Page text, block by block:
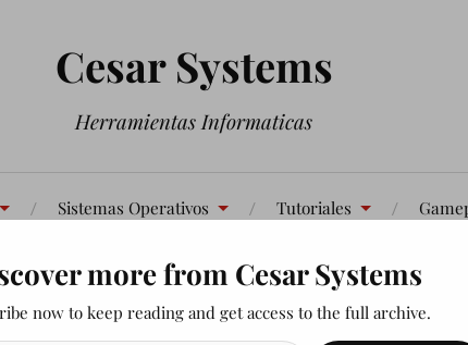
Cesar Systems
Herramientas Informaticas
Sistemas Operativos Tutoriales
Contáctenos
more from Cesar Systems
now to keep reading and get access to the full archive.